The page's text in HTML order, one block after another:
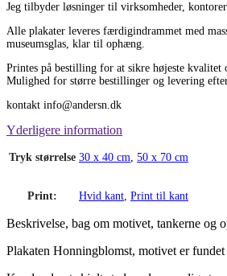
Jeg tilbyder løsninger til virksomheder,
Alle plakater leveres færdigindrammet med
museumsglas, klar til ophæng.
Printes på bestilling for at sikre højeste kvalitet
Mulighed for større bestillinger og levering
kontakt info@andersn.dk
Yderligere information
Tryk størrelse 30 x 40 cm, 50 x 70 cm
Print: Hvid kant, Print til kant
Beskrivelse, bag om motivet, tankerne og
Plakaten Honningblomst, motivet er